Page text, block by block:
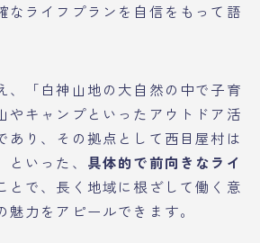
なライフプランを自信をもって語
、「白神山地の大自然の中で子育
やキャンプといったアウトドア活
あり、その拠点として西目屋村は
いった、 具体的で前向きなライ
とで、長く地域に根ざして働く意
力をアピールできます。